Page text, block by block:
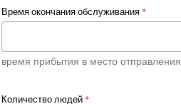
Время окончания обслуживания *
время прибытия в место отправления
Количество людей *